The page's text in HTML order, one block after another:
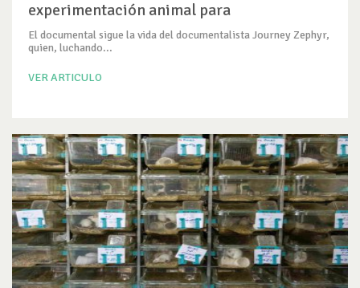
experimentación animal para
medicamentos
El documental sigue la vida del documentalista Journey Zephyr,
quien, luchando...
VER ARTICULO